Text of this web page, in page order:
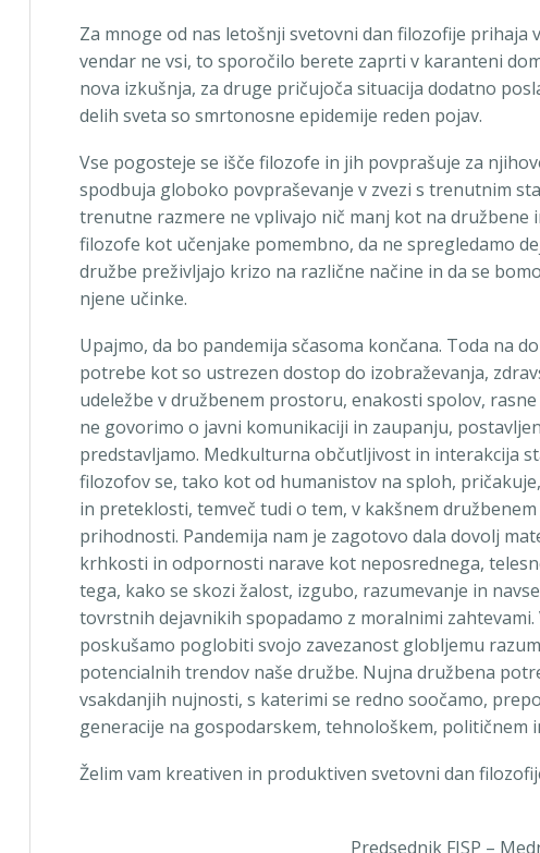
Za mnoge od nas letošnji svetovni dan filozofije prihaja
vendar ne vsi, to sporočilo berete zaprti v karanteni
nova izkušnja, za druge pričujoča situacija dodatno
delih sveta so smrtonosne epidemije reden pojav.
Vse pogosteje se išče filozofe in jih povprašuje za
spodbuja globoko povpraševanje v zvezi s trenutnim
trenutne razmere ne vplivajo nič manj kot na družbene
filozofe kot učenjake pomembno, da ne spregledamo
družbe preživljajo krizo na različne načine in da se
njene učinke.
Upajmo, da bo pandemija sčasoma končana. Toda na
potrebe kot so ustrezen dostop do izobraževanja,
udeležbe v družbenem prostoru, enakosti spolov,
ne govorimo o javni komunikaciji in zaupanju,
predstavljamo. Medkulturna občutljivost in interakcija
filozofov se, tako kot od humanistov na sploh,
in preteklosti, temveč tudi o tem, v kakšnem
prihodnosti. Pandemija nam je zagotovo dala dovolj
krhkosti in odpornosti narave kot neposrednega,
tega, kako se skozi žalost, izgubo, razumevanje in
tovrstnih dejavnikih spopadamo z moralnimi
poskušamo poglobiti svojo zavezanost globljemu
potencialnih trendov naše družbe. Nujna družbena
vsakdanjih nujnosti, s katerimi se redno soočamo,
generacije na gospodarskem, tehnološkem, političnem
Želim vam kreativen in produktiven svetovni dan
Predsednik FISP –